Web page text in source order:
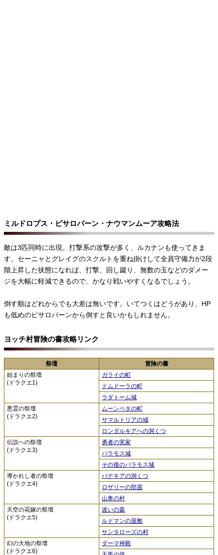
ミルドロプス・ピサロバーン・ナウマンムーア攻略法
敵は3匹同時に出現。打撃系の攻撃が多く、ルカナンも使ってきま
す。セーニャとグレイグのスクルトを重ね掛けして全員守備力が2段
階上昇した状態になれば、打撃、回し蹴り、無数の玉などのダメー
ジを大幅に軽減できるので、かなり戦いやすくなるでしょう。
倒す順はどれからでも大差は無いです。いてつくはどうがあり、HP
も低めのピサロバーンから倒すと良いかもしれません。
ヨッチ村冒険の書攻略リンク
祭壇
冒険の書
始まりの祭壇
(ドラクエ1)
ガライの町
ドムドーラの町
ラダトーム城
悪霊の祭壇
(ドラクエ2)
ムーンペタの町
サマルトリアの城
ロンダルキアへの洞くつ
伝説への祭壇
(ドラクエ3)
勇者の実家
バラモス城
その後のバラモス城
導かれし者の祭壇
(ドラクエ4)
パデキアの洞くつ
ロザリーの部屋
山奥の村
天空の花嫁の祭壇
(ドラクエ5)
迷いの森
ルドマンの屋敷
サンタローズの村
幻の大地の祭壇
(ドラクエ6)
ダーマ神殿